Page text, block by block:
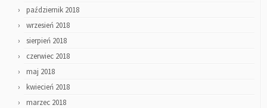
październik 2018
wrzesień 2018
sierpień 2018
czerwiec 2018
maj 2018
kwiecień 2018
marzec 2018